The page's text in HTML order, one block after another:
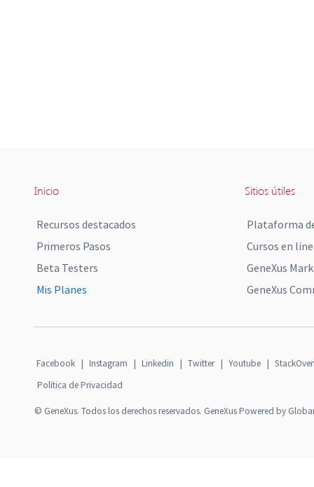
Inicio
Recursos destacados
Primeros Pasos
Beta Testers
Mis Planes
Sitios útiles
Plataforma
Cursos en
GeneXus
GeneXus
Facebook | Instagram | Linkedin | Twitter | Youtube |
Política de Privacidad
© GeneXus. Todos los derechos reservados. GeneXus Powered by